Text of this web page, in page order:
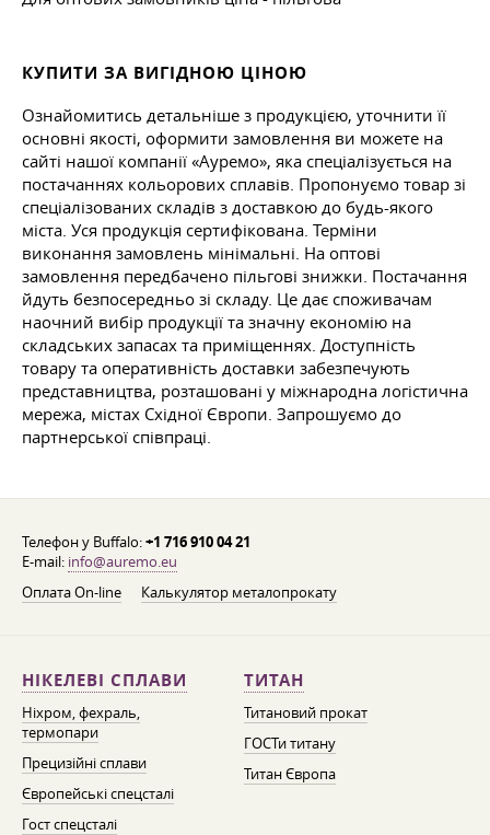
КУПИТИ ЗА ВИГІДНОЮ ЦІНОЮ
Ознайомитись детальніше з продукцією, уточнити її
основні якості, оформити замовлення ви можете на
сайті нашої компанії «Ауремо», яка спеціалізується на
постачаннях кольорових сплавів. Пропонуємо товар зі
спеціалізованих складів з доставкою до будь-якого
міста. Уся продукція сертифікована. Терміни
виконання замовлень мінімальні. На оптові
замовлення передбачено пільгові знижки. Постачання
йдуть безпосередньо зі складу. Це дає споживачам
наочний вибір продукції та значну економію на
складських запасах та приміщеннях. Доступність
товару та оперативність доставки забезпечують
представництва, розташовані у міжнародна логістична
мережа, містах Східної Європи. Запрошуємо до
партнерської співпраці.
Телефон у Buffalo:+1 716 910 04 21
E-mail: info@auremo.eu
Оплата On-line
Калькулятор металопрокату
НІКЕЛЕВІ СПЛАВИ
Ніхром, фехраль,
термопари
Прецизійні сплави
Європейські спецсталі
Гост спецсталі
ТИТАН
Титановий прокат
ГОСТи титану
Титан Європа